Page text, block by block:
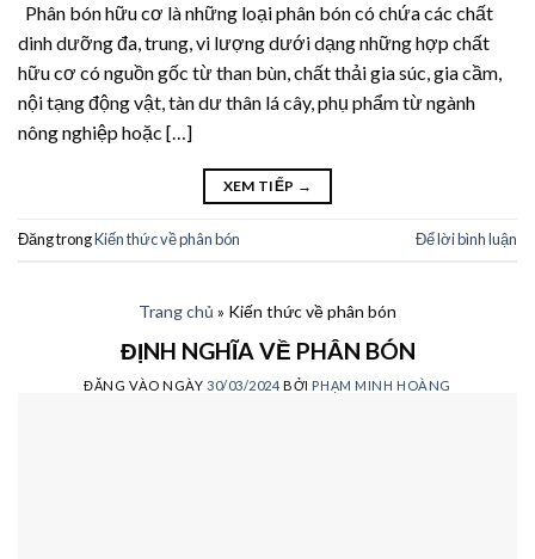
Phân bón hữu cơ là những loại phân bón có chứa các chất
dinh dưỡng đa, trung, vi lượng dưới dạng những hợp chất
hữu cơ có nguồn gốc từ than bùn, chất thải gia súc, gia cầm,
nội tạng động vật, tàn dư thân lá cây, phụ phẩm từ ngành
nông nghiệp hoặc […]
XEM TIẾP →
Đăng trongKiến thức về phân bón Để lời bình luận
Trang chủ » Kiến thức về phân bón
ĐỊNH NGHĨA VỀ PHÂN BÓN
ĐĂNG VÀO NGÀY 30/03/2024 BỞI PHẠM MINH HOÀNG